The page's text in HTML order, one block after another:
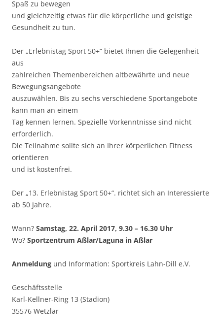
Spaß zu bewegen
und gleichzeitig etwas für die körperliche und geistige
Gesundheit zu tun.
Der „Erlebnistag Sport 50+“ bietet Ihnen die Gelegenheit
aus
zahlreichen Themenbereichen altbewährte und neue
Bewegungsangebote
auszuwählen. Bis zu sechs verschiedene Sportangebote
kann man an einem
Tag kennen lernen. Spezielle Vorkenntnisse sind nicht
erforderlich.
Die Teilnahme sollte sich an Ihrer körperlichen Fitness
orientieren
und ist kostenfrei.
Der „13. Erlebnistag Sport 50+“. richtet sich an Interessierte
ab 50 Jahre.
Wann? Samstag, 22. April 2017, 9.30 – 16.30 Uhr
Wo? Sportzentrum Aßlar/Laguna in Aßlar
Anmeldung und Information: Sportkreis Lahn-Dill e.V.
Geschäftsstelle
Karl-Kellner-Ring 13 (Stadion)
35576 Wetzlar